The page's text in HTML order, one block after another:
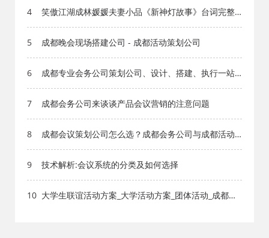
4
笑傲江湖成林媛媛夫妻小品《新神灯故事》台词完整
网_文案网_文档网
5 成都晚会现场搭建公司 - 成都活动策划公司
6
成都专业会务公司策划公司、设计、搭建、执行一站
7
成都会务公司来谈谈产品会议营销的注意问题
8
成都会议策划公司怎么选？成都会务公司与成都活动
9
技术解析:会议系统的分类及如何选择
10 大学生联谊活动方案_大学活动方案_团体活动_成都活